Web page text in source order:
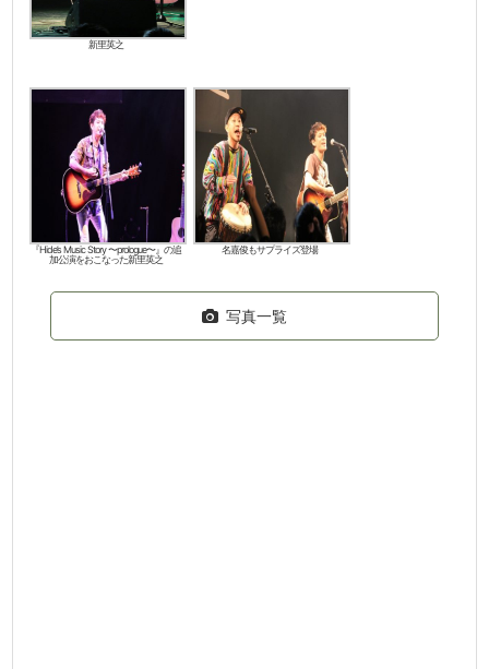
新里英之
『Hide’s Music Story 〜prologue〜』の追
加公演をおこなった新里英之
名嘉俊もサプライズ登場
写真一覧